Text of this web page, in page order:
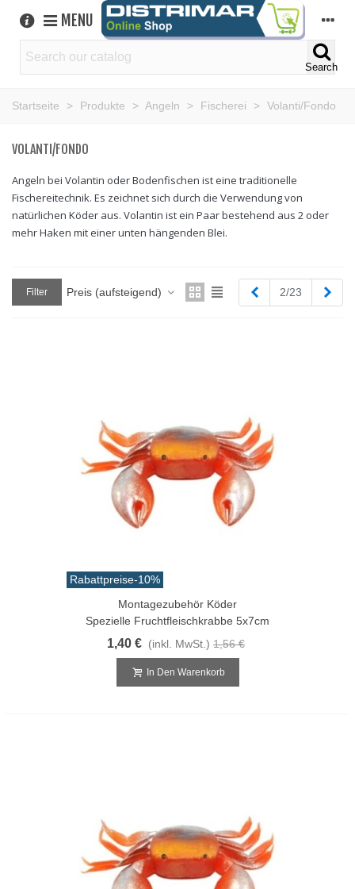
MENU
Search
Startseite > Produkte > Angeln > Fischerei > Volanti/Fondo
VOLANTI/FONDO
Angeln bei Volantin oder Bodenfischen ist eine traditionelle
Fischereitechnik. Es zeichnet sich durch die Verwendung von
natürlichen Köder aus. Volantin ist ein Paar bestehend aus 2 oder
mehr Haken mit einer unten hängenden Blei.
Filter Preis (aufsteigend) Zurück
2/23
Rabattpreise-10%
Montagezubehör Köder
Spezielle Fruchtfleischkrabbe 5x7cm
1,40 € (inkl. MwSt.) 1,56 €
In Den Warenkorb